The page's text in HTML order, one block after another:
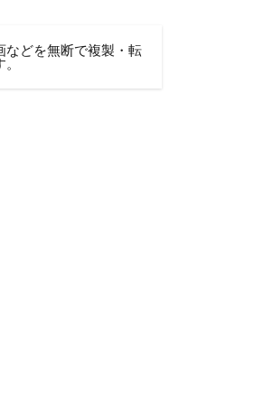
などを無断で複製・転